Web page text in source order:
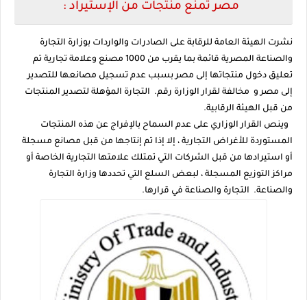
مصر تمنع منتجات من الإستيراد :
نشرت الهيئة العامة للرقابة على الصادرات والواردات بوزارة التجارة
والصناعة المصرية قائمة بما يقرب من 1000 مصنع وعلامة تجارية تم
تعليق دخول منتجاتها إلى مصر بسبب عدم تسجيل مصانعها للتصدير
إلى مصر و مخالفة لقرار الوزارة رقم. التجارة المؤهلة لتصدير المنتجات
من قبل الهيئة الرقابية.
وينص القرار الوزاري على عدم السماح بالإفراج عن هذه المنتجات
المستوردة للأغراض التجارية ، إلا إذا تم إنتاجها من قبل مصانع مسجلة
أو استيرادها من قبل الشركات التي تمتلك علامتها التجارية الخاصة أو
مراكز التوزيع المسجلة ، لبعض السلع التي تحددها وزارة التجارة
والصناعة. التجارة والصناعة في قرارها.